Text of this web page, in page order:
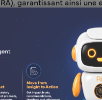
le marché